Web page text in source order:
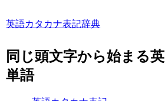
英語カタカナ表記辞典
同じ頭文字から始まる英
単語